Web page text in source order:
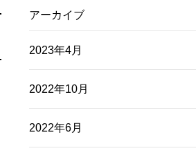
アーカイブ
2023年4月
2022年10月
2022年6月